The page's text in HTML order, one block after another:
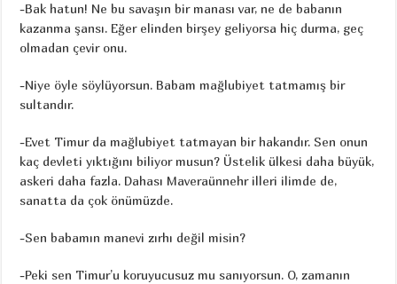
-Bak hatun! Ne bu savaşın bir manası var, ne de babanın
kazanma şansı. Eğer elinden birşey geliyorsa hiç durma, geç
olmadan çevir onu.
-Niye öyle söylüyorsun. Babam mağlubiyet tatmamış bir
sultandır.
-Evet Timur da mağlubiyet tatmayan bir hakandır. Sen onun
kaç devleti yıktığını biliyor musun? Üstelik ülkesi daha büyük,
askeri daha fazla. Dahası Maveraünnehr illeri ilimde de,
sanatta da çok önümüzde.
-Sen babamın manevi zırhı değil misin?
-Peki sen Timur’u koruyucusuz mu sanıyorsun. O, zamanın